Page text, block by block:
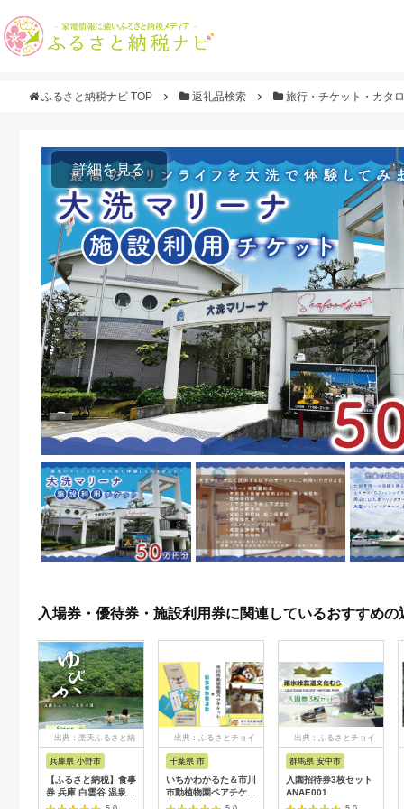
ふるさと納税ナビ TOP 返礼品検索 旅行・チケット・カタ
詳細を見る
入場券・優待券・施設利用券に関連しているおすすめの
出典：楽天ふるさと納
兵庫県 小野市
【ふるさと納税】食事
券 兵庫 白雲谷 温泉
ゆぴか 入浴券 10枚＋
出典：ふるさとチョイ
千葉県 市
いちかわかるた＆市川
市動植物園ペアチケッ
ト 【12203-0196】
出典：ふるさとチョイ
群馬県 安中市
入園招待券3枚セット
ANAE001